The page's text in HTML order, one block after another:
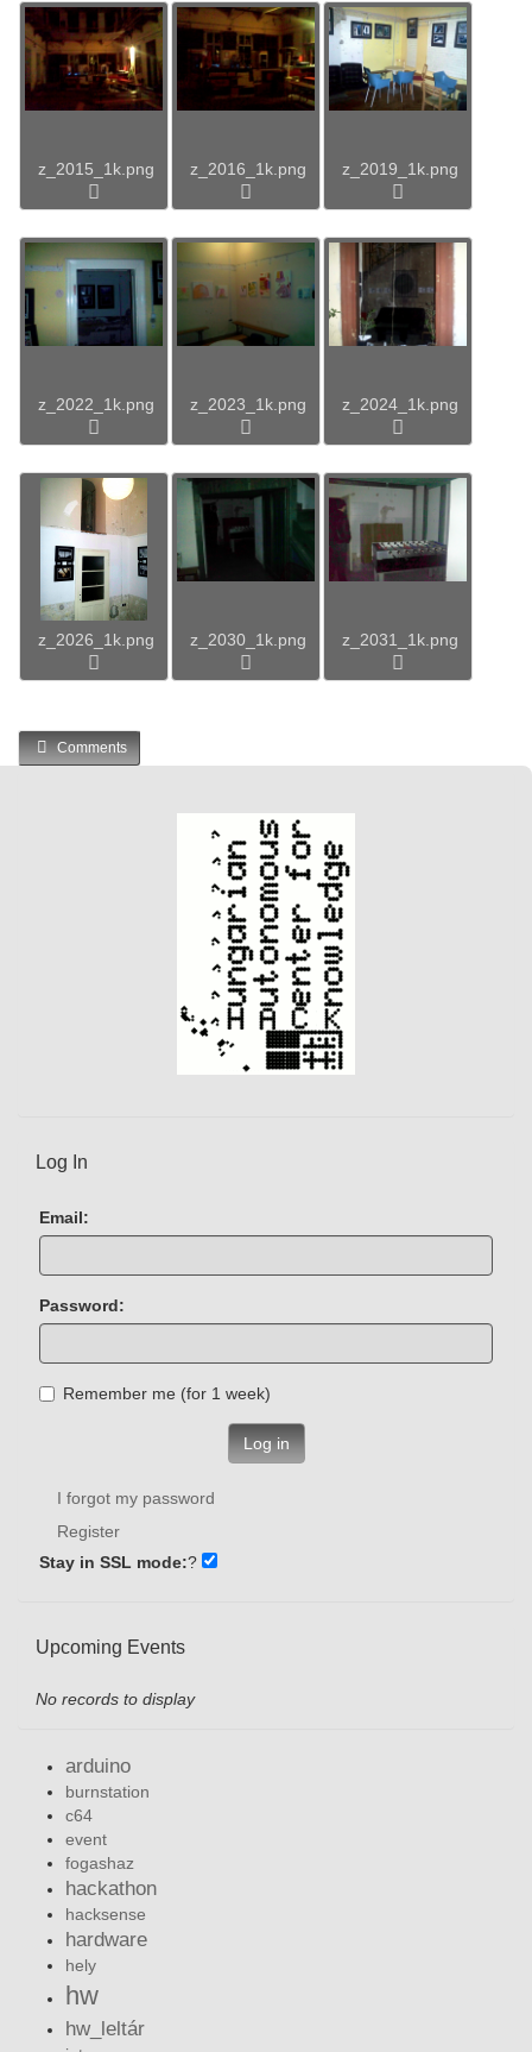
z_2015_1k.png z_2016_1k.png z_2019_1k.png
z_2022_1k.png z_2023_1k.png z_2024_1k.png
z_2026_1k.png z_2030_1k.png z_2031_1k.png
Comments
Log In
Email:
Password:
Remember me (for 1 week)
Log in
I forgot my password
Register
Stay in SSL mode:?
Upcoming Events
No records to display
arduino
burnstation
c64
event
fogashaz
hackathon
hacksense
hardware
hely
hw
hw_leltár